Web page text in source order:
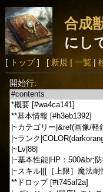
合成
にし
[ トップ] [ 新規 | 一覧 |
開始行: